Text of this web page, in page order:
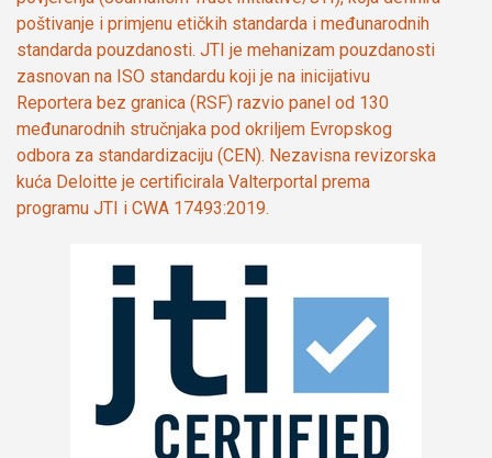
poštivanje i primjenu etičkih standarda i međunarodnih
standarda pouzdanosti. JTI je mehanizam pouzdanosti
zasnovan na ISO standardu koji je na inicijativu
Reportera bez granica (RSF) razvio panel od 130
međunarodnih stručnjaka pod okriljem Evropskog
odbora za standardizaciju (CEN). Nezavisna revizorska
kuća Deloitte je certificirala Valterportal prema
programu JTI i CWA 17493:2019.